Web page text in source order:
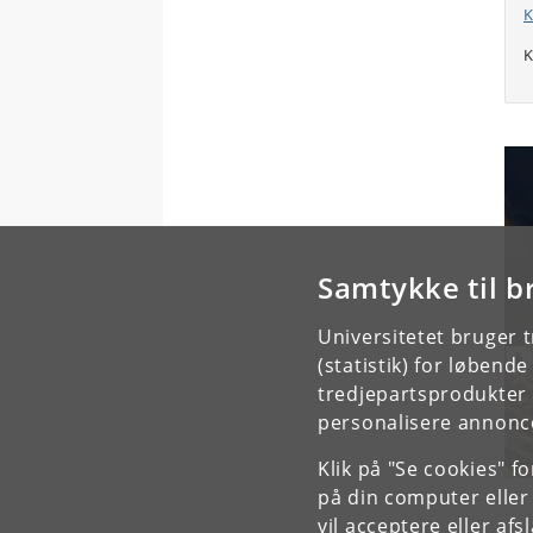
Samtykke til
Universitetet bruger
(statistik) for
tredjepartsprodukter
personalisere
Klik på "Se cookies"
på din computer
vil acceptere eller